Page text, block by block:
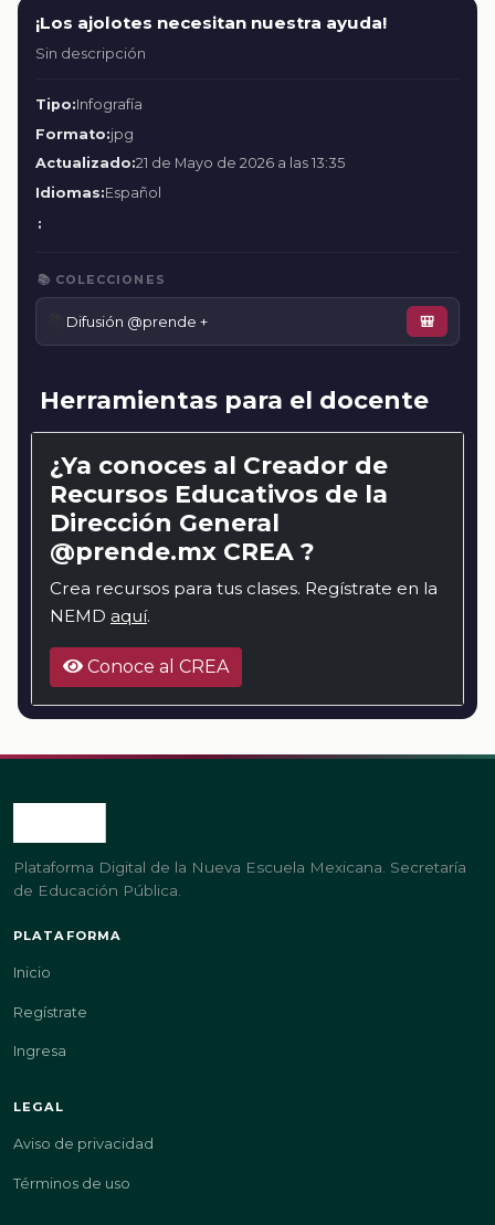
¡Los ajolotes necesitan nuestra ayuda!
Sin descripción
Tipo:Infografía
Formato:jpg
Actualizado:21 de Mayo de 2026 a las 13:35
Idiomas:Español
:
📚 COLECCIONES
Difusión @prende + 🎒
Herramientas para el docente
¿Ya conoces al Creador de
Recursos Educativos de la
Dirección General
@prende.mx CREA ?
Crea recursos para tus clases. Regístrate en la
NEMD aquí.
Conoce al CREA
Plataforma Digital de la Nueva Escuela Mexicana. Secretaría
de Educación Pública.
PLATAFORMA
Inicio
Regístrate
Ingresa
LEGAL
Aviso de privacidad
Términos de uso